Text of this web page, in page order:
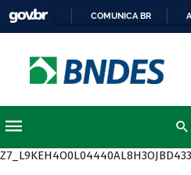
COMUNICA BR
Z7_L9KEH4O0L04440AL8H3OJBD433